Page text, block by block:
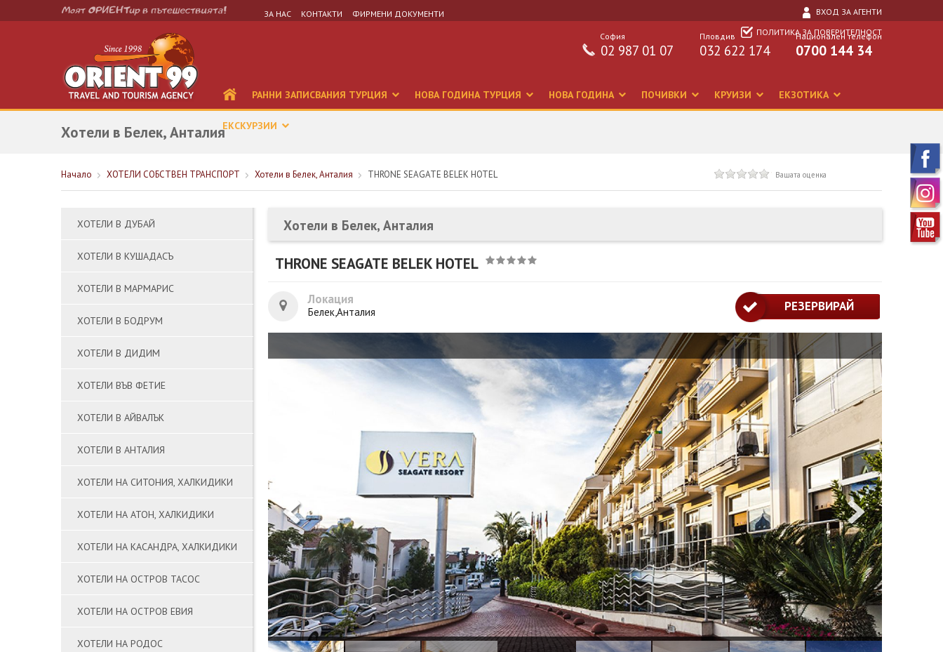
ЗА НАС КОНТАКТИ ФИРМЕНИ ДОКУМЕНТИ
ВХОД ЗА АГЕНТИ
ПОЛИТИКА ЗА ПОВЕРИТЕЛНОСТ
Национален телефон
0700 144 34
Пловдив
032 622 174
София
02 987 01 07
РАННИ ЗАПИСВАНИЯ ТУРЦИЯ НОВА ГОДИНА ТУРЦИЯ НОВА ГОДИНА ПОЧИВКИ КРУИЗИ ЕКЗОТИКА
ЕКСКУРЗИИ
Хотели в Белек, Анталия
Начало ХОТЕЛИ СОБСТВЕН ТРАНСПОРТ Хотели в Белек, Анталия THRONE SEAGATE BELEK HOTEL Вашата оценка
ХОТЕЛИ В ДУБАЙ
ХОТЕЛИ В КУШАДАСЪ
ХОТЕЛИ В МАРМАРИС
ХОТЕЛИ В БОДРУМ
ХОТЕЛИ В ДИДИМ
ХОТЕЛИ ВЪВ ФЕТИЕ
ХОТЕЛИ В АЙВАЛЪК
ХОТЕЛИ В АНТАЛИЯ
ХОТЕЛИ НА СИТОНИЯ, ХАЛКИДИКИ
ХОТЕЛИ НА АТОН, ХАЛКИДИКИ
ХОТЕЛИ НА КАСАНДРА, ХАЛКИДИКИ
ХОТЕЛИ НА ОСТРОВ ТАСОС
ХОТЕЛИ НА ОСТРОВ ЕВИЯ
ХОТЕЛИ НА РОДОС
Хотели в Белек, Анталия
THRONE SEAGATE BELEK HOTEL
Локация
Белек,Анталия РЕЗЕРВИРАЙ